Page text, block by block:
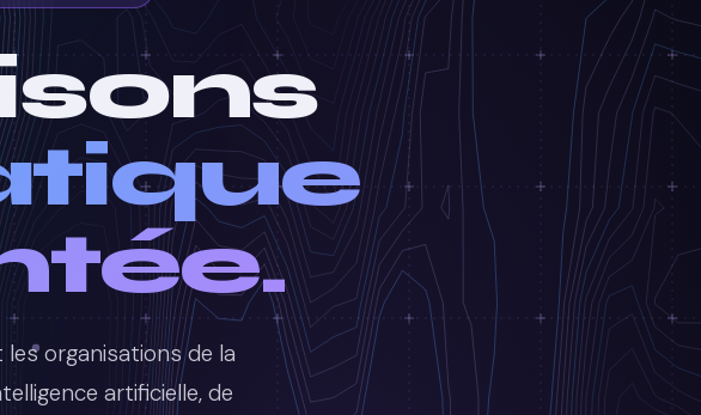
organisations de la
artificielle, de